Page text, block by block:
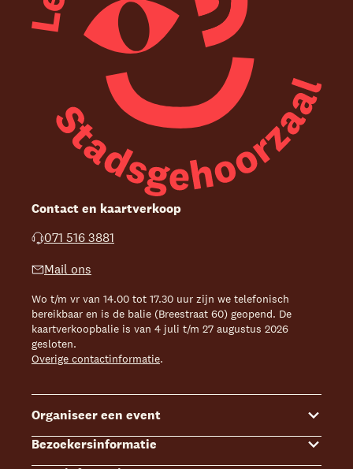
Contact en kaartverkoop
071 516 3881
Mail ons
Wo t/m vr van 14.00 tot 17.30 uur zijn we telefonisch
bereikbaar en is de balie (Breestraat 60) geopend. De
kaartverkoopbalie is van 4 juli t/m 27 augustus 2026
gesloten.
Overige contactinformatie.
Organiseer een event
Events
Bezoekersinformatie